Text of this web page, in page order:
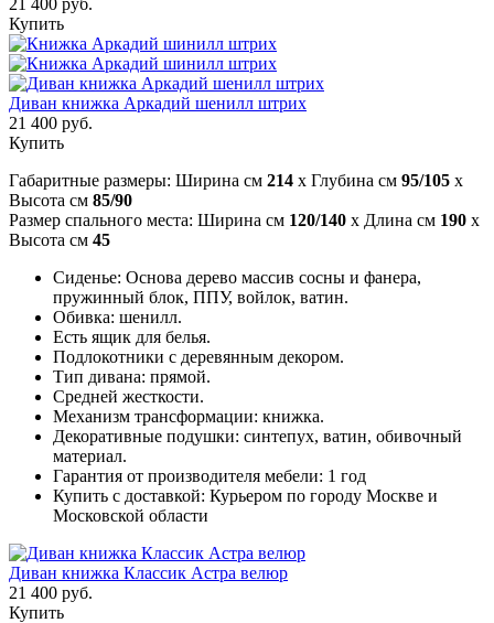
21 400 руб.
Купить
Диван книжка Аркадий шенилл штрих
21 400 руб.
Купить
Габаритные размеры: Ширина см 214 x Глубина см 95/105 x
Высота см 85/90
Размер спального места: Ширина см 120/140 x Длина см 190 x
Высота см 45
Сиденье: Основа дерево массив сосны и фанера,
пружинный блок, ППУ, войлок, ватин.
Обивка: шенилл.
Есть ящик для белья.
Подлокотники с деревянным декором.
Тип дивана: прямой.
Средней жесткости.
Механизм трансформации: книжка.
Декоративные подушки: синтепух, ватин, обивочный
материал.
Гарантия от производителя мебели: 1 год
Купить с доставкой: Курьером по городу Москве и
Московской области
Диван книжка Классик Астра велюр
21 400 руб.
Купить